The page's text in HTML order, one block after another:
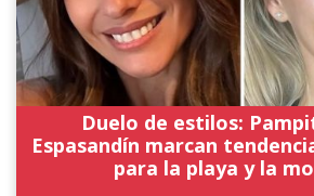
Duelo de estilos:
Espasandín marcan
para la playa y la